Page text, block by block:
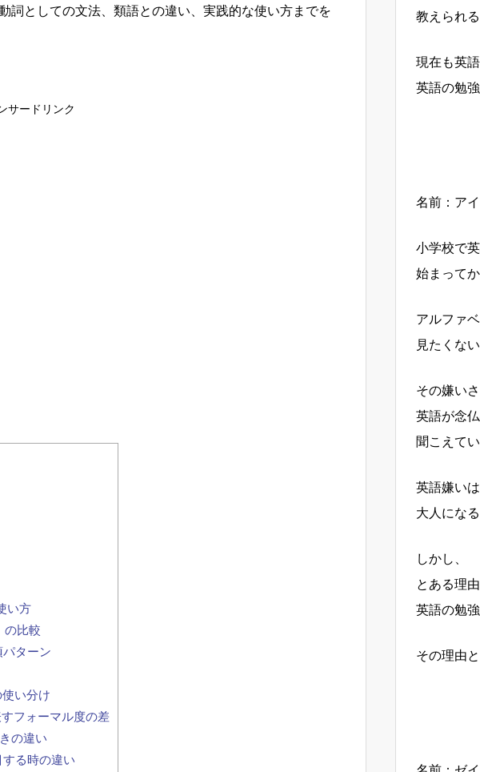
詞としての文法、類語との違い、実践的な使い方までを
サードリンク
い方
の比較
ターン
い分け
フォーマル度の差
の違い
る時の違い
教えられる
現在も英
英語の勉強
名前：アイ
小学校で
始まって
アルファ
見たくな
その嫌い
英語が念
聞こえてい
英語嫌いは
大人にな
しかし、
とある理
英語の勉強
その理由